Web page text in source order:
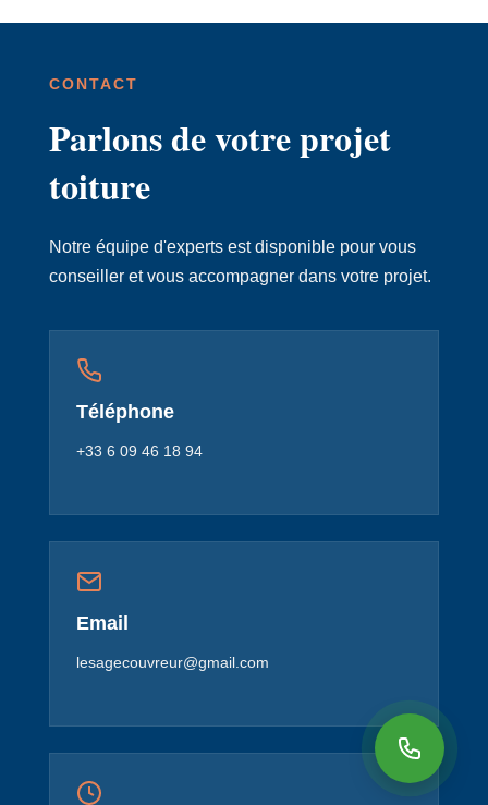
CONTACT
Parlons de votre projet
toiture
Notre équipe d'experts est disponible pour vous
conseiller et vous accompagner dans votre projet.
Téléphone
+33 6 09 46 18 94
Email
lesagecouvreur@gmail.com